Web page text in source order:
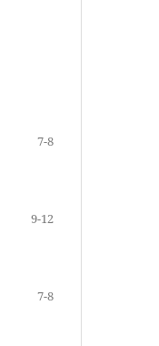
7-8
9-12
7-8